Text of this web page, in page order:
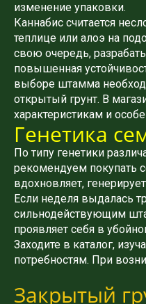
изменение упаковки.
Каннабис считается
теплице или алоэ на
свою очередь,
повышенная
выборе штамма
открытый грунт. В
характеристикам и
Генетика
По типу генетики
рекомендуем покупать
вдохновляет,
Если неделя выдалась
сильнодействующим
проявляет себя в
Заходите в каталог,
потребностям. При
Закрытый